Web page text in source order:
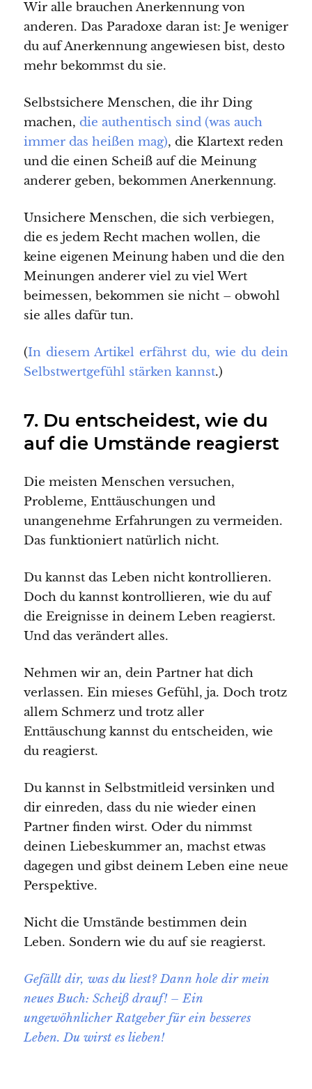
Wir alle brauchen Anerkennung von
anderen. Das Paradoxe daran ist: Je weniger
du auf Anerkennung angewiesen bist, desto
mehr bekommst du sie.
Selbstsichere Menschen, die ihr Ding
machen, die authentisch sind (was auch
immer das heißen mag), die Klartext reden
und die einen Scheiß auf die Meinung
anderer geben, bekommen Anerkennung.
Unsichere Menschen, die sich verbiegen,
die es jedem Recht machen wollen, die
keine eigenen Meinung haben und die den
Meinungen anderer viel zu viel Wert
beimessen, bekommen sie nicht – obwohl
sie alles dafür tun.
(In diesem Artikel erfährst du, wie du dein
Selbstwertgefühl stärken kannst.)
7. Du entscheidest, wie du
auf die Umstände reagierst
Die meisten Menschen versuchen,
Probleme, Enttäuschungen und
unangenehme Erfahrungen zu vermeiden.
Das funktioniert natürlich nicht.
Du kannst das Leben nicht kontrollieren.
Doch du kannst kontrollieren, wie du auf
die Ereignisse in deinem Leben reagierst.
Und das verändert alles.
Nehmen wir an, dein Partner hat dich
verlassen. Ein mieses Gefühl, ja. Doch trotz
allem Schmerz und trotz aller
Enttäuschung kannst du entscheiden, wie
du reagierst.
Du kannst in Selbstmitleid versinken und
dir einreden, dass du nie wieder einen
Partner finden wirst. Oder du nimmst
deinen Liebeskummer an, machst etwas
dagegen und gibst deinem Leben eine neue
Perspektive.
Nicht die Umstände bestimmen dein
Leben. Sondern wie du auf sie reagierst.
Gefällt dir, was du liest? Dann hole dir mein
neues Buch: Scheiß drauf! – Ein
ungewöhnlicher Ratgeber für ein besseres
Leben. Du wirst es lieben!